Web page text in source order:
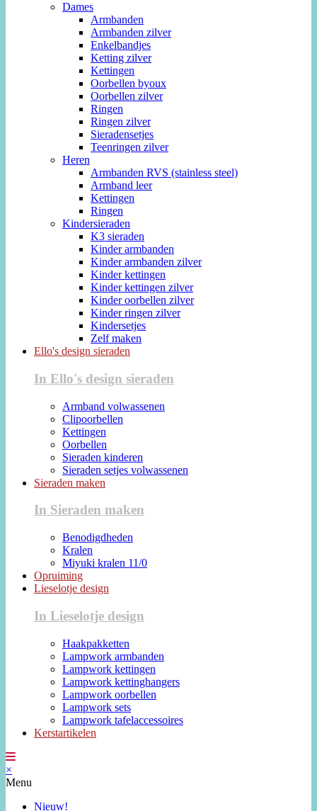
Dames
Armbanden
Armbanden zilver
Enkelbandjes
Ketting zilver
Kettingen
Oorbellen byoux
Oorbellen zilver
Ringen
Ringen zilver
Sieradensetjes
Teenringen zilver
Heren
Armbanden RVS (stainless steel)
Armband leer
Kettingen
Ringen
Kindersieraden
K3 sieraden
Kinder armbanden
Kinder armbanden zilver
Kinder kettingen
Kinder kettingen zilver
Kinder oorbellen zilver
Kinder ringen zilver
Kindersetjes
Zelf maken
Ello's design sieraden
In Ello's design sieraden
Armband volwassenen
Clipoorbellen
Kettingen
Oorbellen
Sieraden kinderen
Sieraden setjes volwassenen
Sieraden maken
In Sieraden maken
Benodigdheden
Kralen
Miyuki kralen 11/0
Opruiming
Lieselotje design
In Lieselotje design
Haakpakketten
Lampwork armbanden
Lampwork kettingen
Lampwork kettinghangers
Lampwork oorbellen
Lampwork sets
Lampwork tafelaccessoires
Kerstartikelen
×
Menu
Nieuw!